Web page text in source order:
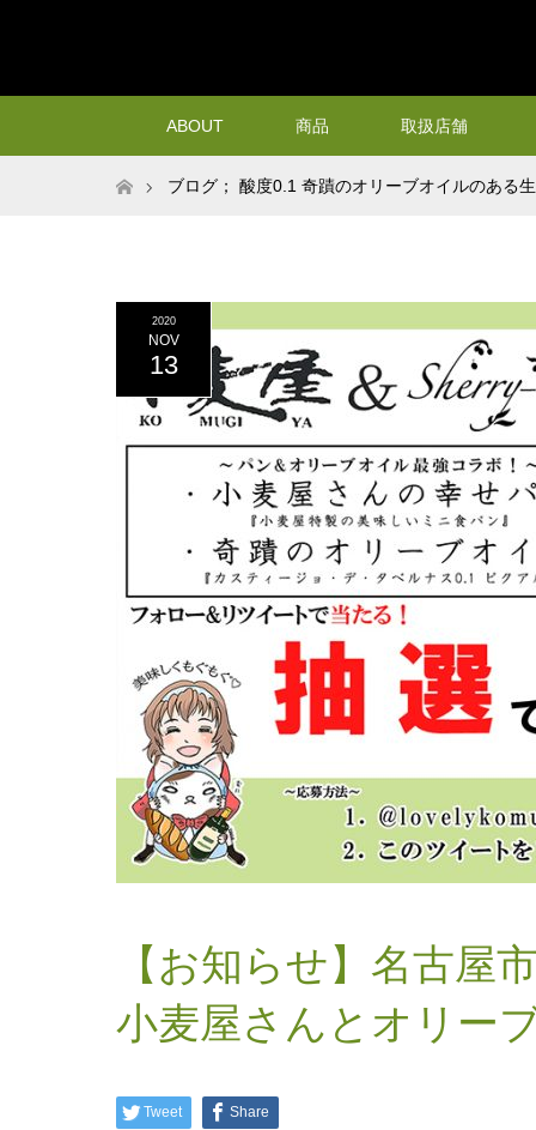
ABOUT 商品 取扱店舗
ホームブログ； 酸度0.1 奇蹟のオリーブオイルのある
2020
NOV
13
【お知らせ】名古屋
小麦屋さんとオリー
Tweet Share